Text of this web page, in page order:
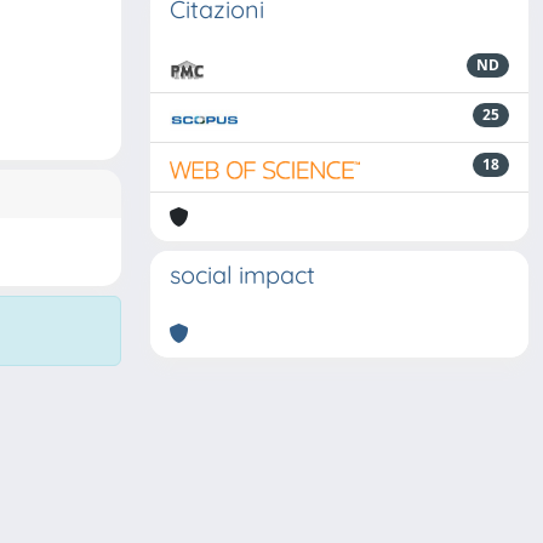
Citazioni
ND
25
18
social impact